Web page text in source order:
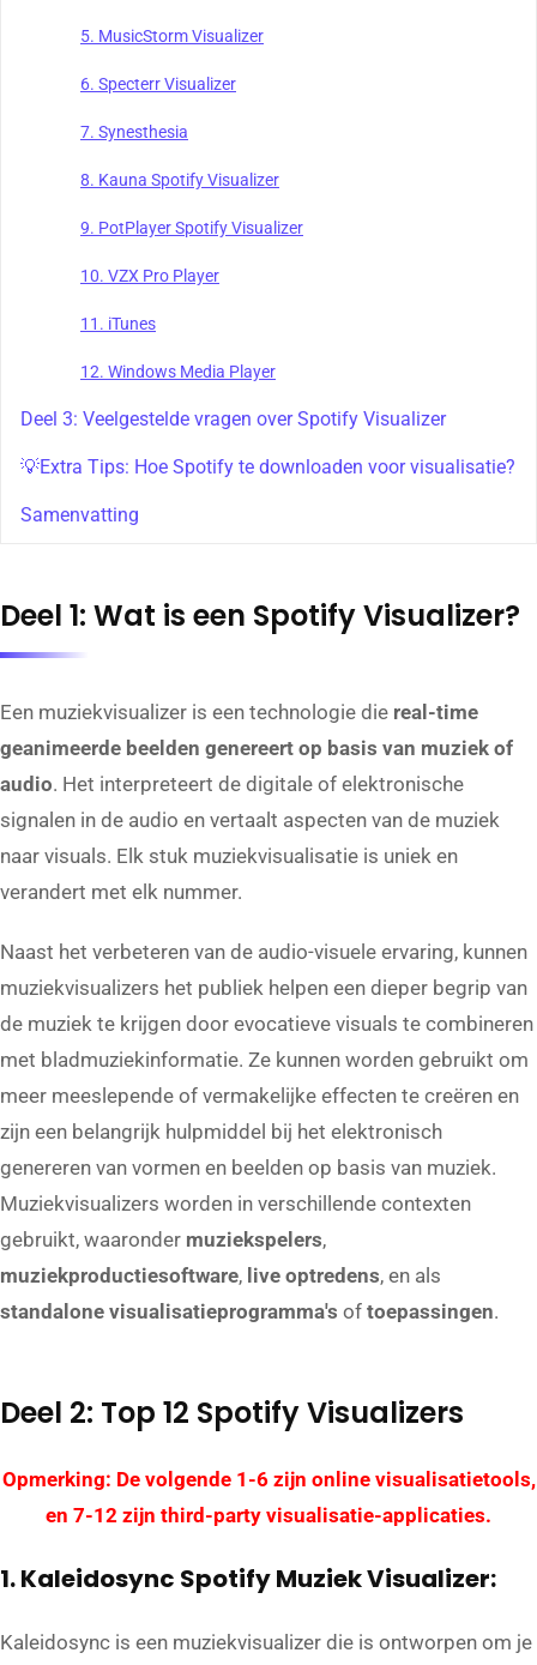
5. MusicStorm Visualizer
6. Specterr Visualizer
7. Synesthesia
8. Kauna Spotify Visualizer
9. PotPlayer Spotify Visualizer
10. VZX Pro Player
11. iTunes
12. Windows Media Player
Deel 3: Veelgestelde vragen over Spotify Visualizer
💡Extra Tips: Hoe Spotify te downloaden voor visualisatie?
Samenvatting
Deel 1: Wat is een Spotify Visualizer?
Een muziekvisualizer is een technologie die real-time
geanimeerde beelden genereert op basis van muziek of
audio. Het interpreteert de digitale of elektronische
signalen in de audio en vertaalt aspecten van de muziek
naar visuals. Elk stuk muziekvisualisatie is uniek en
verandert met elk nummer.
Naast het verbeteren van de audio-visuele ervaring, kunnen
muziekvisualizers het publiek helpen een dieper begrip van
de muziek te krijgen door evocatieve visuals te combineren
met bladmuziekinformatie. Ze kunnen worden gebruikt om
meer meeslepende of vermakelijke effecten te creëren en
zijn een belangrijk hulpmiddel bij het elektronisch
genereren van vormen en beelden op basis van muziek.
Muziekvisualizers worden in verschillende contexten
gebruikt, waaronder muziekspelers,
muziekproductiesoftware, live optredens, en als
standalone visualisatieprogramma's of toepassingen.
Deel 2: Top 12 Spotify Visualizers
Opmerking: De volgende 1-6 zijn online visualisatietools,
en 7-12 zijn third-party visualisatie-applicaties.
1. Kaleidosync Spotify Muziek Visualizer:
Kaleidosync is een muziekvisualizer die is ontworpen om je